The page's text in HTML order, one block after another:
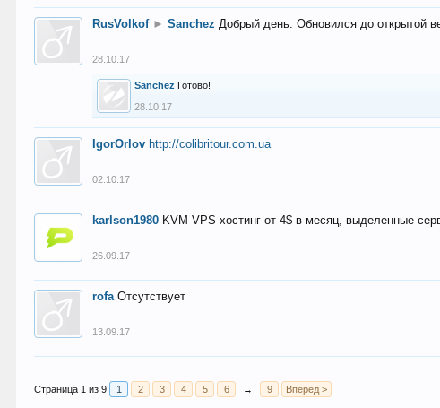
RusVolkof ► Sanchez Добрый день. Обновился до открытой
28.10.17
Sanchez Готово!
28.10.17
IgorOrlov http://colibritour.com.ua
02.10.17
karlson1980 KVM VPS хостинг от 4$ в месяц, выделенные
26.09.17
rofa Отсутствует
13.09.17
Страница 1 из 9 1 2 3 4 5 6 → 9 Вперёд >